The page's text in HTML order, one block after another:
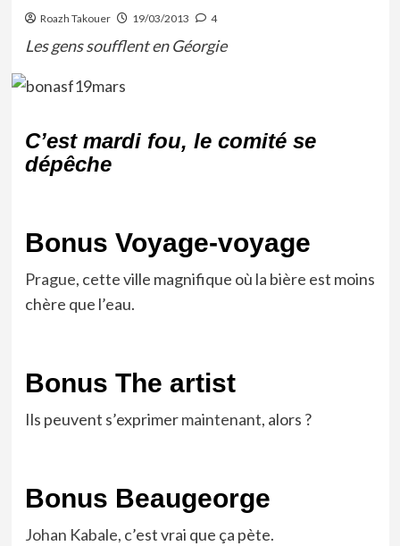
Roazh Takouer 19/03/2013 4
Les gens soufflent en Géorgie
C’est mardi fou, le comité se
dépêche
Bonus Voyage-voyage
Prague, cette ville magnifique où la bière est moins
chère que l’eau.
Bonus The artist
Ils peuvent s’exprimermaintenant, alors ?
Bonus Beaugeorge
Johan Kabale, c’est vrai que ça pète.